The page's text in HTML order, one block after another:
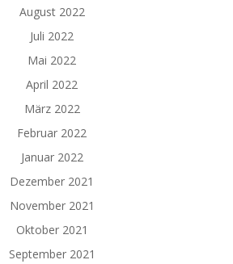
August 2022
Juli 2022
Mai 2022
April 2022
März 2022
Februar 2022
Januar 2022
Dezember 2021
November 2021
Oktober 2021
September 2021